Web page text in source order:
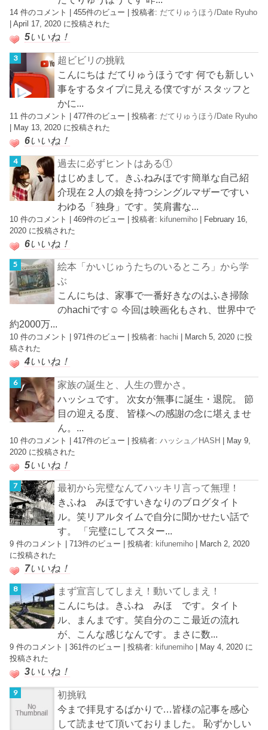
14 件のコメント |455件のビュー |投稿者: だてりゅうほう/Date Ryuho
|April 17, 2020 に投稿された
5いいね！
超ビビリの挑戦
こんにちは だてりゅうほうです 何でも新しい
事をするタイプに見える僕ですが スタッフと
かに...
11 件のコメント |477件のビュー |投稿者: だてりゅうほう/Date Ryuho
| May 13, 2020 に投稿された
6いいね！
過去に必ずヒントはある①
はじめまして。きふねみほです簡単な自己紹
介現在２人の娘を持つシングルマザーですい
わゆる「独身」です。笑肩書な...
10 件のコメント |469件のビュー |投稿者: kifunemiho
February 16,
2020 に投稿された
6いいね！
絵本「かいじゅうたちのいるところ」から学
ぶ
こんにちは、家事で一番好きなのはふき掃除
のhachiです☺︎ 今回は映画化もされ、世界中で
約2000万...
10 件のコメント |971件のビュー |投稿者: hachi
March 5, 2020 に投
稿された
4いいね！
家族の誕生と、人生の豊かさ。
ハッシュです。 次女が無事に誕生・退院。 節
目の迎える度、 皆様への感謝の念に堪えませ
ん。...
10 件のコメント |417件のビュー |投稿者:ハッシュ／HASH | May 9,
2020 に投稿された
5いいね！
最初から完璧なんてハッキリ言って無理！
きふね みほですいきなりのブログタイト
ル。笑リアルタイムで自分に聞かせたい話で
す。 「完璧にしてスター...
9 件のコメント |713件のビュー |投稿者: kifunemiho
March 2, 2020
に投稿された
7いいね！
まず宣言してしまえ！動いてしまえ！
こんにちは。きふね みほ です。タイト
ル、まんまです。笑自分のここ最近の流れ
が、こんな感じなんです。まさに数...
9 件のコメント |361件のビュー |投稿者: kifunemiho
May 4, 2020 に
投稿された
3いいね！
初挑戦
今まで拝見するばかりで…皆様の記事を感心
して読ませて頂いておりました。 恥ずかしい